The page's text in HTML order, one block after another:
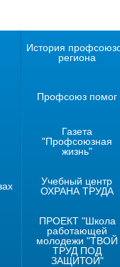
История
региона
Профсоюз помог
Газета
"Профсоюзная
жизнь"
Учебный центр
ОХРАНА ТРУДА
ПРОЕКТ "Школа
работающей
молодежи "ТВОЙ
ТРУД ПОД
ЗАЩИТОЙ"